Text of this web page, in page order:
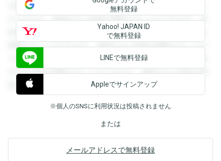
を閲覧することができます。登録すると回答を閲覧すること
ができます。登録すると回答を閲覧することができます。登
録すると回答を閲覧することができます。登録すると回答を
閲覧することができます。登録すると回答を閲覧することが
できます。登録すると回答を閲覧することができます。登録
すると回答を閲覧することができます。登録すると回答を閲
覧することができます。
無料登録
Yahoo! JAPAN ID
で無料登録
LINEで無料登録
Appleでサインアップ
※個人のSNSに利用状況は投稿されません
または
メールアドレスで無料登録